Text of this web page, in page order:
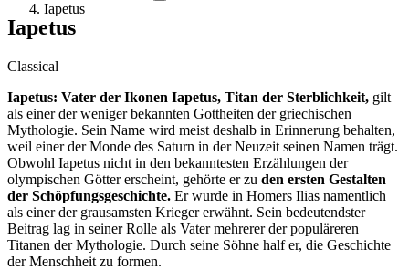
Iapetus
Iapetus
Classical
Iapetus: Vater der Ikonen Iapetus, Titan der Sterblichkeit, gilt
als einer der weniger bekannten Gottheiten der griechischen
Mythologie. Sein Name wird meist deshalb in Erinnerung behalten,
weil einer der Monde des Saturn in der Neuzeit seinen Namen trägt.
Obwohl Iapetus nicht in den bekanntesten Erzählungen der
olympischen Götter erscheint, gehörte er zu den ersten Gestalten
der Schöpfungsgeschichte. Er wurde in Homers Ilias namentlich
als einer der grausamsten Krieger erwähnt. Sein bedeutendster
Beitrag lag in seiner Rolle als Vater mehrerer der populäreren
Titanen der Mythologie. Durch seine Söhne half er, die Geschichte
der Menschheit zu formen.